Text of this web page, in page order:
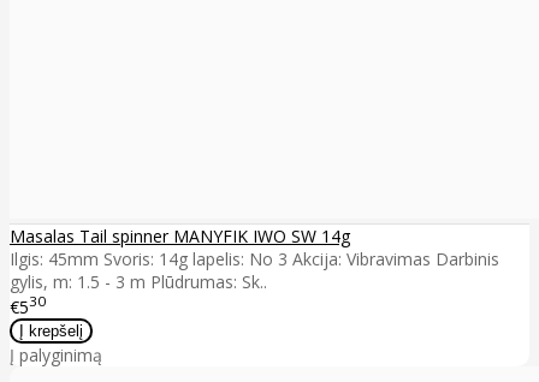
Masalas Tail spinner MANYFIK IWO SW 14g
Ilgis: 45mm Svoris: 14g lapelis: No 3 Akcija: Vibravimas Darbinis
gylis, m: 1.5 - 3 m Plūdrumas: Sk..
€530
Į palyginimą